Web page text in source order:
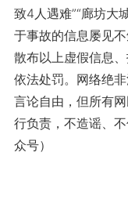
致4人遇难”“廊坊大
于事故的信息屡见
散布以上虚假信息
依法处罚。网络绝
言论自由，但所有
行负责，不造谣、
众号）